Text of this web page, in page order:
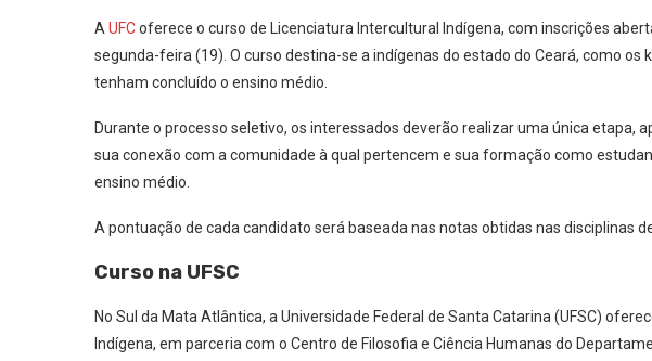
A UFCoferece o curso de Licenciatura Intercultural Indígena, com inscrições
segunda-feira (19). O curso destina-se a indígenas do estado do Ceará, como os
tenham concluído o ensino médio.
Durante o processo seletivo, os interessados deverão realizar uma única etapa,
sua conexão com a comunidade à qual pertencem e sua formação como
ensino médio.
A pontuação de cada candidato será baseada nas notas obtidas nas disciplinas
Curso na UFSC
No Sul da Mata Atlântica, a Universidade Federal de Santa Catarina (UFSC)
Indígena, em parceria com o Centro de Filosofia e Ciência Humanas do